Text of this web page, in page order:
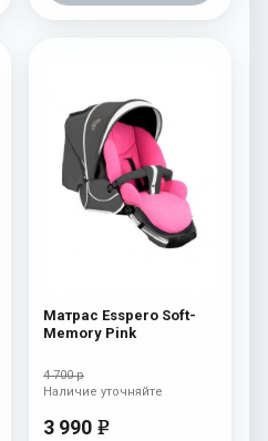
Матрас Esspero Soft-
Memory Pink
4 700 р
3 990 e
Наличие уточняйте